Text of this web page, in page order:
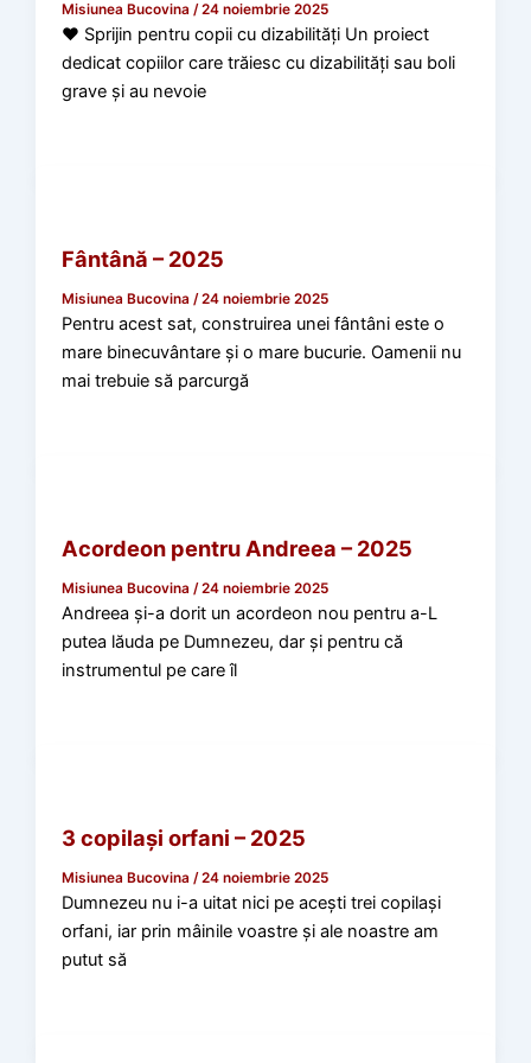
Misiunea Bucovina /24 noiembrie 2025
❤️ Sprijin pentru copii cu dizabilități Un proiect
dedicat copiilor care trăiesc cu dizabilități sau boli
grave și au nevoie
Fântână – 2025
Misiunea Bucovina/24 noiembrie 2025
Pentru acest sat, construirea unei fântâni este o
mare binecuvântare și o mare bucurie. Oamenii nu
mai trebuie să parcurgă
Acordeon pentru Andreea – 2025
Misiunea Bucovina/24 noiembrie 2025
Andreea și-a dorit un acordeon nou pentru a-L
putea lăuda pe Dumnezeu, dar și pentru că
instrumentul pe care îl
3 copilași orfani – 2025
Misiunea Bucovina/24 noiembrie 2025
Dumnezeu nu i-a uitat nici pe acești trei copilași
orfani, iar prin mâinile voastre și ale noastre am
putut să